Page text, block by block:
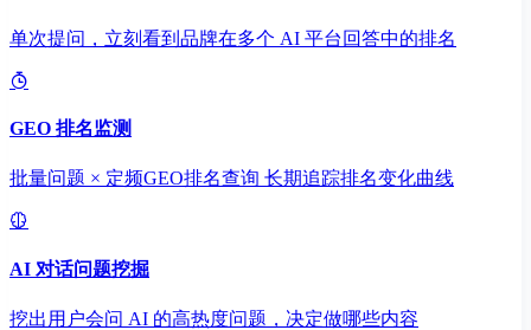
单次提问，立刻看到品牌在多个 AI 平台回答中的排名
GEO 排名监测
批量问题 × 定频GEO排名查询 长期追踪排名变化曲线
AI 对话问题挖掘
挖出用户会问 AI 的高热度问题，决定做哪些内容